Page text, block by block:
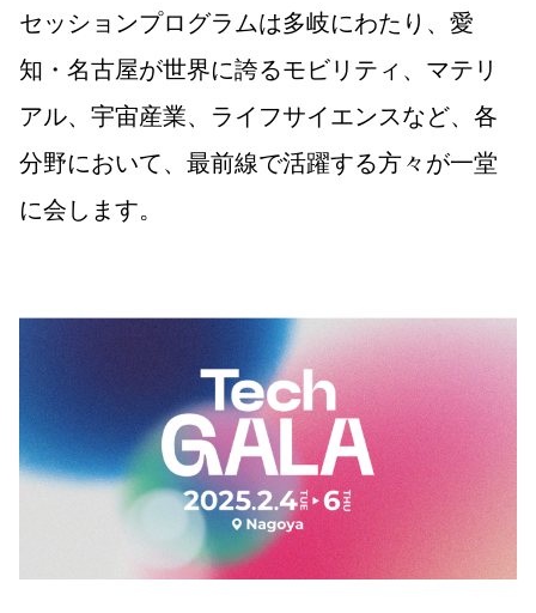
セッションプログラムは多岐にわたり、愛
知・名古屋が世界に誇るモビリティ、マテリ
アル、宇宙産業、ライフサイエンスなど、各
分野において、最前線で活躍する方々が一堂
に会します。